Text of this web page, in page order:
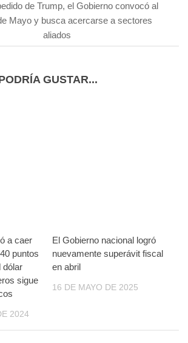
de Trump, el Gobierno convocó al
Mayo y busca acercarse a sectores
aliados
GUSTAR...
a caer
puntos
dólar
sigue
2024
El Gobierno nacional logró
nuevamente superávit fiscal
en abril
16 DE MAYO DE 2025